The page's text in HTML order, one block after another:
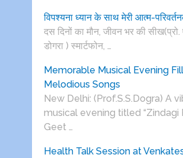
विपश्यना ध्यान के साथ मेरी आत्म-
दस दिनों का मौन, जीवन भर की
डोगरा ) स्मार्टफोन, …
Memorable Musical Evening
Melodious Songs
New Delhi: (Prof.S.S.Dogra) A
musical evening titled “Zindagi
Geet …
Health Talk Session at